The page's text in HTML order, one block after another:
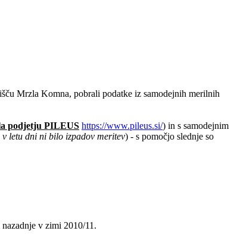
Mrzla Komna, pobrali podatke iz samodejnih merilnih
podjetju PILEUS https://www.pileus.si/) in s samodejnim
letu dni ni bilo izpadov meritev) - s pomočjo slednje so
v zimi 2010/11.